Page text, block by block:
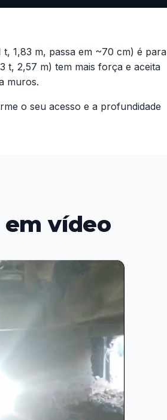
t, 1,83 m, passa em ~70 cm) é para
t, 2,57 m) tem mais força e aceita
muros.
o seu acesso e a profundidade
vídeo